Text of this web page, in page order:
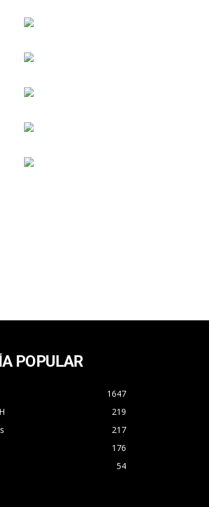
POPULAR
1647
219
217
176
54